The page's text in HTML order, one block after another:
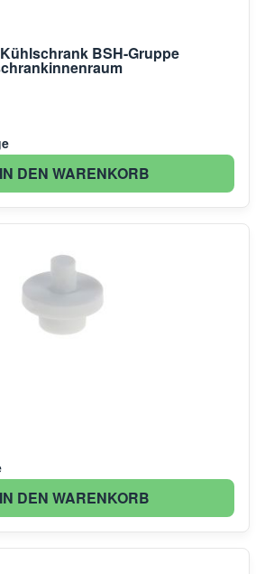
BSH-Gruppe
IN DEN WARENKORB
IN DEN WARENKORB